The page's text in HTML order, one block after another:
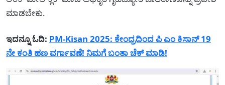
ಮಾಡಬೇಕು.
ಇದನ್ನೂ ಓದಿ: PM-Kisan 2025: ಕೇಂದ್ರದಿಂದ ಪಿ ಎಂ ಕಿಸಾನ್ 19
ನೇ ಕಂತಿ ಹಣ ವರ್ಗಾವಣೆ! ನಿಮಗೆ ಬಂತಾ ಚೆಕ್ ಮಾಡಿ!